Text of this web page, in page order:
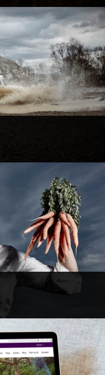
Alles. Fotos.
Gastronomie |
& Trinken